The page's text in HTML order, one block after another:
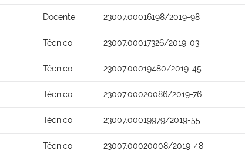
Docente 23007.00016198/2019-98
Técnico 23007.00017326/2019-03
Técnico 23007.00019480/2019-45
Técnico 23007.00020086/2019-76
Técnico 23007.00019979/2019-55
Técnico 23007.00020008/2019-48